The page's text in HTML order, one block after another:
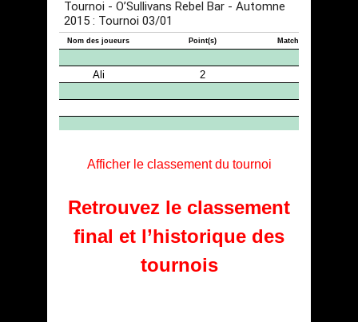
Afficher le classement du tournoi
Retrouvez le classement
final et l’historique des
tournois